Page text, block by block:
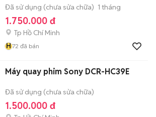
Đã sử dụng (chưa sửa chữa) 1 tháng
1.750.000 đ
Tp Hồ Chí Minh
H72 đã bán
Máy quay phim Sony DCR-HC39E
Đã sử dụng (chưa sửa chữa)
1.500.000 đ